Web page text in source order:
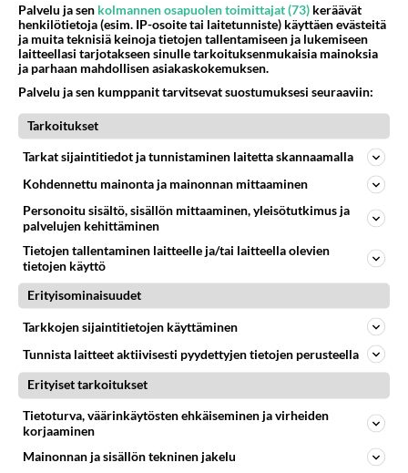
LUETUIMMAT
elävä Satu sai jättimäisen
rahasalkun Henry-
miljonääriltä
Tiesitkö? Martina Aitolehden
isäpuoli on tämä suosittu
Luetuimmat: Aarne Pelkonen
ja Noora Louhimo vihdoinkin
yhdessä - Tätä moni jo odotti
Danny, 83, teki yllättävän
Helmi Loukasmäki?
Palvelu ja sen kolmannen osapuolen toimittajat (73) keräävät
henkilötietoja (esim. IP-osoite tai laitetunniste) käyttäen evästeitä
ja muita teknisiä keinoja tietojen tallentamiseen ja lukemiseen
laitteellasi tarjotakseen sinulle tarkoituksenmukaisia mainoksia
ja parhaan mahdollisen asiakaskokemuksen.
Palvelu ja sen kumppanit tarvitsevat suostumuksesi seuraaviin:
Tarkoitukset
Tarkat sijaintitiedot ja tunnistaminen laitetta skannaamalla
Kohdennettu mainonta ja mainonnan mittaaminen
Personoitu sisältö, sisällön mittaaminen, yleisötutkimus ja
palvelujen kehittäminen
Tietojen tallentaminen laitteelle ja/tai laitteella olevien
tietojen käyttö
Erityisominaisuudet
Tarkkojen sijaintitietojen käyttäminen
Tunnista laitteet aktiivisesti pyydettyjen tietojen perusteella
Erityiset tarkoitukset
Tietoturva, väärinkäytösten ehkäiseminen ja virheiden
korjaaminen
Mainonnan ja sisällön tekninen jakelu